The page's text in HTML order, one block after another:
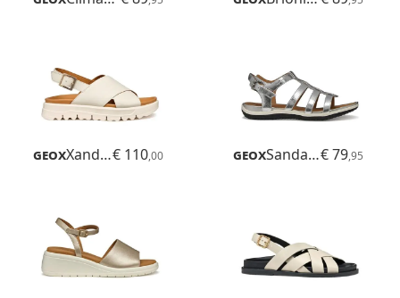
Geox Xand 2.1s€ 110,00 Geox Sandal Vega€ 79,95